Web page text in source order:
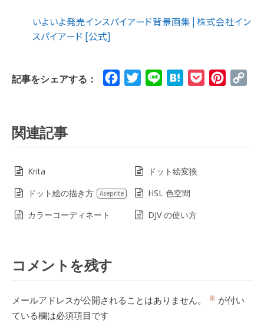
いよいよ発売インスパイアード背景画集 | 株式会社イン
スパイアード [公式]
記事をシェアする： FacebookTwitterLine HatenaPocket
関連記事
Krita
ドット絵変換
ドット絵の描き方
Aseprite
HSL 色空間
カラーコーディネート
DJV の使い方
コメントを残す
メールアドレスが公開されることはありません。 ※ が付い
ている欄は必須項目です